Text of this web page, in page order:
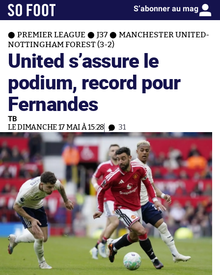
S’abonner au mag
PREMIER LEAGUE J37
MANCHESTER UNITED-
NOTTINGHAM FOREST (3-2)
United s’assure le
podium, record pour
Fernandes
TB
LE DIMANCHE 17 MAI À 15:28 31